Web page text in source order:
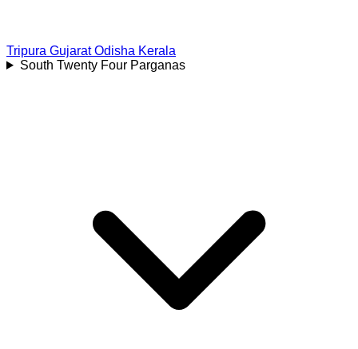
Tripura Gujarat Odisha Kerala
South Twenty Four Parganas